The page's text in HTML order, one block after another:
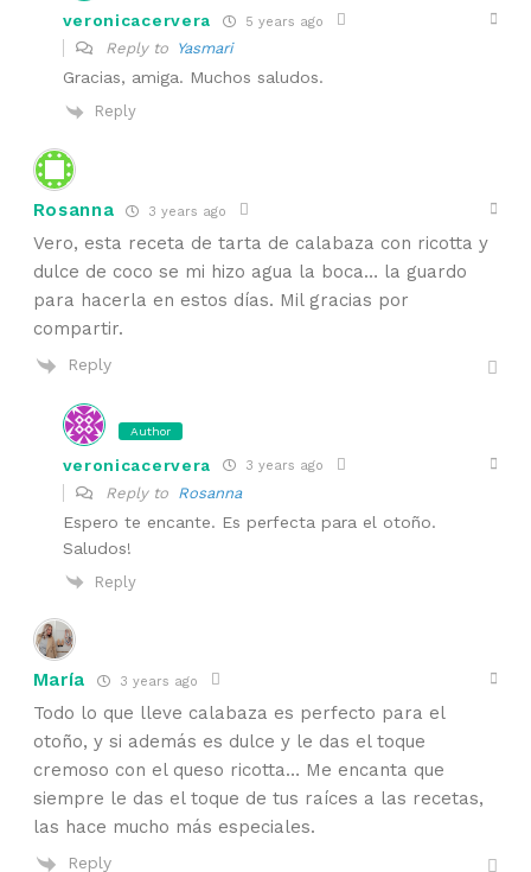
veronicacervera 5 years ago
Reply to Yasmari
Gracias, amiga. Muchos saludos.
Reply
Rosanna 3 years ago
Vero, esta receta de tarta de calabaza con ricotta y
dulce de coco se mi hizo agua la boca… la guardo
para hacerla en estos días. Mil gracias por
compartir.
Reply
Author
veronicacervera 3 years ago
Reply to Rosanna
Espero te encante. Es perfecta para el otoño.
Saludos!
Reply
María 3 years ago
Todo lo que lleve calabaza es perfecto para el
otoño, y si además es dulce y le das el toque
cremoso con el queso ricotta… Me encanta que
siempre le das el toque de tus raíces a las recetas,
las hace mucho más especiales.
Reply